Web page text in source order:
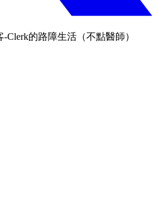
Clerk的路障生活（不點醫師）